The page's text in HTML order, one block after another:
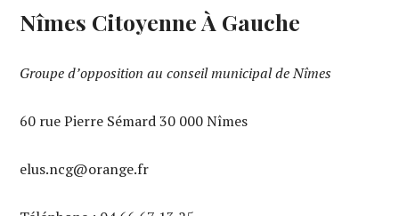
Nîmes Citoyenne À Gauche
Groupe d’opposition au conseil municipal de Nîmes
60 rue Pierre Sémard 30 000 Nîmes
elus.ncg@orange.fr